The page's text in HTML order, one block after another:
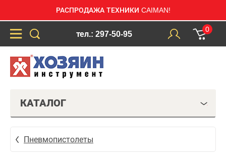
РАСПРОДАЖА ТЕХНИКИ CAIMAN!
тел.: 297-50-95
0
КАТАЛОГ
Пневмопистолеты